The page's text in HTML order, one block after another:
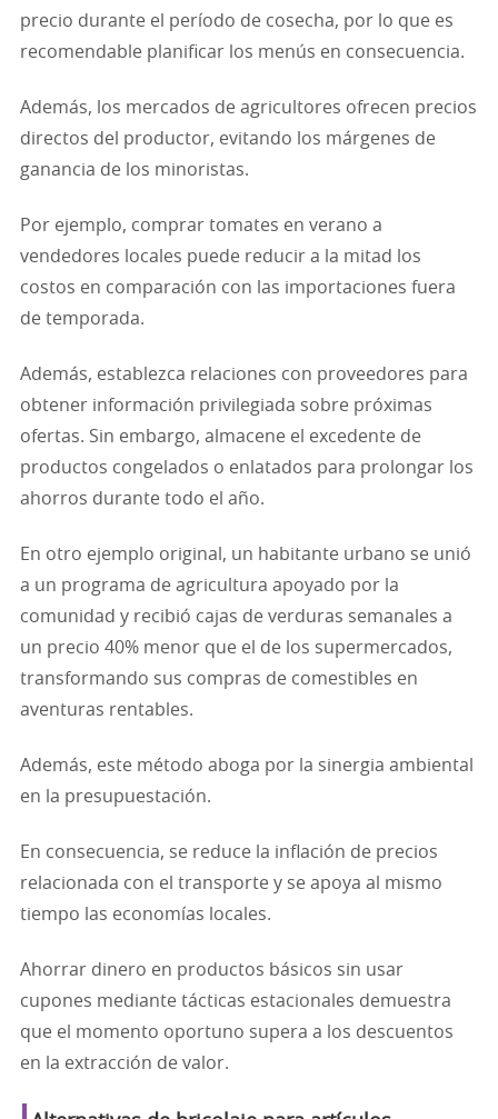
precio durante el período de cosecha, por lo que es
recomendable planificar los menús en consecuencia.
Además, los mercados de agricultores ofrecen precios
directos del productor, evitando los márgenes de
ganancia de los minoristas.
Por ejemplo, comprar tomates en verano a
vendedores locales puede reducir a la mitad los
costos en comparación con las importaciones fuera
de temporada.
Además, establezca relaciones con proveedores para
obtener información privilegiada sobre próximas
ofertas. Sin embargo, almacene el excedente de
productos congelados o enlatados para prolongar los
ahorros durante todo el año.
En otro ejemplo original, un habitante urbano se unió
a un programa de agricultura apoyado por la
comunidad y recibió cajas de verduras semanales a
un precio 40% menor que el de los supermercados,
transformando sus compras de comestibles en
aventuras rentables.
Además, este método aboga por la sinergia ambiental
en la presupuestación.
En consecuencia, se reduce la inflación de precios
relacionada con el transporte y se apoya al mismo
tiempo las economías locales.
Ahorrar dinero en productos básicos sin usar
cupones mediante tácticas estacionales demuestra
que el momento oportuno supera a los descuentos
en la extracción de valor.